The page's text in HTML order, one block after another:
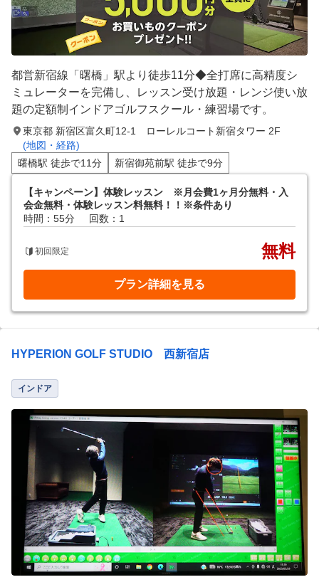
都営新宿線「曙橋」駅より徒歩11分◆全打席に高精度シ
ミュレーターを完備し、レッスン受け放題・レンジ使い放
題の定額制インドアゴルフスクール・練習場です。
東京都 新宿区富久町12-1 ローレルコート新宿タワー 2F
(地図・経路)
曙橋駅 徒歩で11分
新宿御苑前駅 徒歩で9分
【キャンペーン】体験レッスン ※月会費1ヶ月分無料・入
会金無料・体験レッスン料無料！！※条件あり
時間：55分
回数：1
初回限定 無料
プラン詳細を見る
HYPERION GOLF STUDIO 西新宿店
インドア